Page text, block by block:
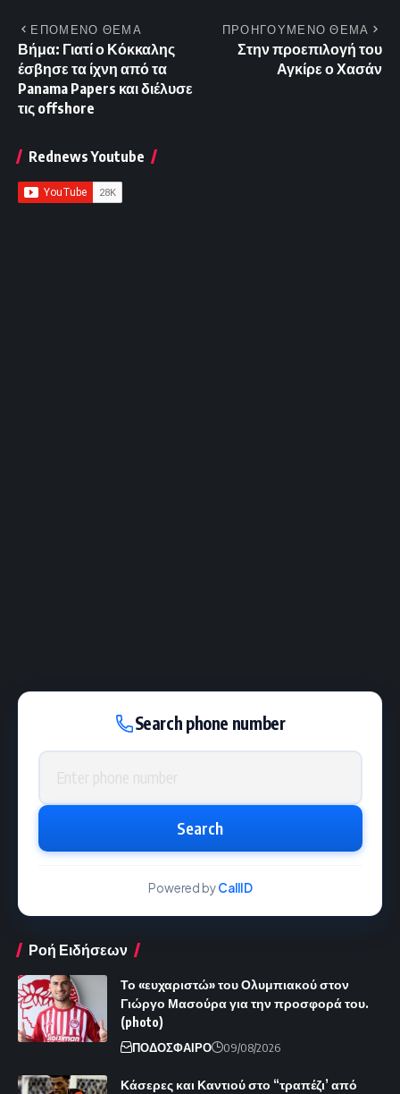
ΕΠΟΜΕΝΟ ΘΕΜΑ
Βήμα: Γιατί ο Κόκκαλης
έσβησε τα ίχνη από τα
Panama Papers και διέλυσε
τις offshore
ΠΡΟΗΓΟΥΜΕΝΟ ΘΕΜΑ
Στην προεπιλογή του
Αγκίρε ο Χασάν
Rednews Youtube
Search phone number
Phone number
Search
Powered byCallID
Ροή Ειδήσεων
Το «ευχαριστώ» του Ολυμπιακού στον
Γιώργο Μασούρα για την προσφορά του.
(photo)
ΠΟΔΟΣΦΑΙΡΟ 09/08/2026
Κάσερες και Καντιού στο “τραπέζι’ από